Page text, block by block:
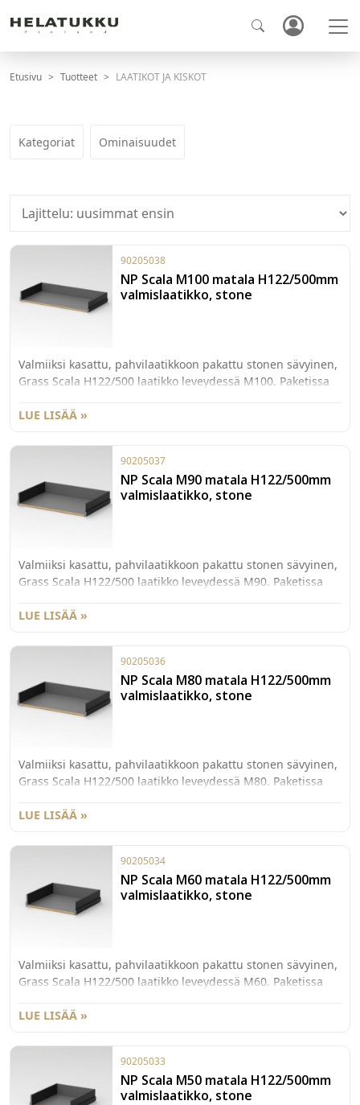
Etusivu Tuotteet LAATIKOT JA KISKOT
Kategoriat Ominaisuudet
90205038
NP Scala M100 matala H122/500mm
valmislaatikko, stone
Valmiiksi kasattu, pahvilaatikkoon pakattu stonen sävyinen,
Grass Scala H122/500 laatikko leveydessä M100. Paketissa
käpytapilla.
LUE LISÄÄ »
90205037
NP Scala M90 matala H122/500mm
valmislaatikko, stone
Valmiiksi kasattu, pahvilaatikkoon pakattu stonen sävyinen,
Grass Scala H122/500 laatikko leveydessä M90. Paketissa
käpytapilla.
LUE LISÄÄ »
90205036
NP Scala M80 matala H122/500mm
valmislaatikko, stone
Valmiiksi kasattu, pahvilaatikkoon pakattu stonen sävyinen,
Grass Scala H122/500 laatikko leveydessä M80. Paketissa
käpytapilla.
LUE LISÄÄ »
90205034
NP Scala M60 matala H122/500mm
valmislaatikko, stone
Valmiiksi kasattu, pahvilaatikkoon pakattu stonen sävyinen,
Grass Scala H122/500 laatikko leveydessä M60. Paketissa
käpytapilla.
LUE LISÄÄ »
90205033
NP Scala M50 matala H122/500mm
valmislaatikko, stone